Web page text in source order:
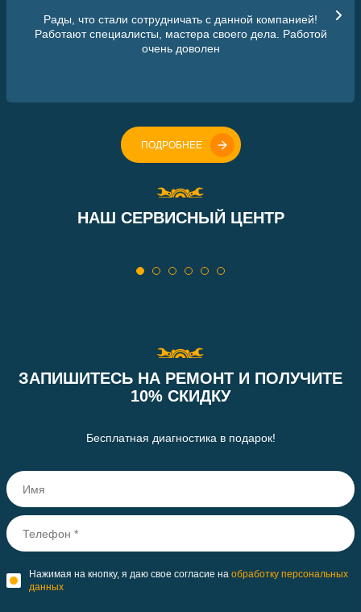
Рады, что стали сотрудничать с данной компанией!
Работают специалисты, мастера своего дела. Работой
очень доволен
ПОДРОБНЕЕ
НАШ СЕРВИСНЫЙ ЦЕНТР
ЗАПИШИТЕСЬ НА РЕМОНТ И ПОЛУЧИТЕ
10% СКИДКУ
Бесплатная диагностика в подарок!
Нажимая на кнопку, я даю свое согласие на обработку персональных
данных